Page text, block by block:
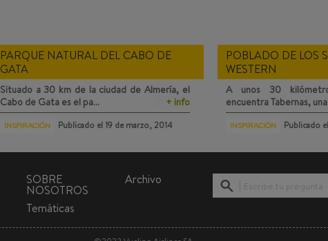
PARQUE NATURAL DEL CABO DE
GATA
Situado a 30 km de la ciudad de Almería, el
Cabo de Gata es el pa… + info
INSPIRACIÓN Publicado el 19 de marzo, 2014
POBLADO DE LOS
WESTERN
A unos 30
encuentraTabernas,
INSPIRACIÓN Publicado el
SOBRE
NOSOTROS
Temáticas
Archivo Escribe tu pregunta